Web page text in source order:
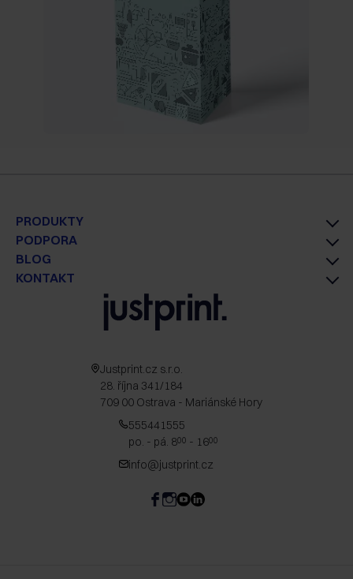
PRODUKTY
PODPORA
BLOG
KONTAKT
Justprint.cz s.r.o.
28. října 341/184
709 00 Ostrava - Mariánské Hory
555441555
po. - pá. 800 - 1600
info@justprint.cz